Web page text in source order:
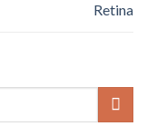
Retina